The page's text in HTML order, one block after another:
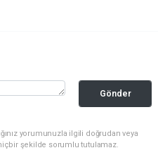
Gönder
yorumunuzla ilgili doğrudan veya
şekilde sorumlu tutulamaz.